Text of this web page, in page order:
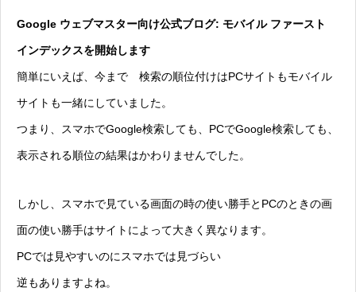
Google ウェブマスター向け公式ブログ: モバイル ファースト
インデックスを開始します
簡単にいえば、今まで 検索の順位付けはPCサイトもモバイル
サイトも一緒にしていました。
つまり、スマホでGoogle検索しても、PCでGoogle検索しても、
表示される順位の結果はかわりませんでした。
しかし、スマホで見ている画面の時の使い勝手とPCのときの画
面の使い勝手はサイトによって大きく異なります。
PCでは見やすいのにスマホでは見づらい
逆もありますよね。